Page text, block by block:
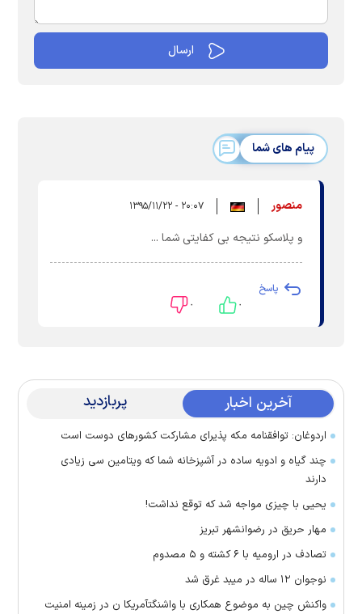
پیام های شما
منصور ۲۰:۰۷ - ۱۳۹۵/۱۱/۲۲
و پلاسکو نتیجه بی کفایتی شما ...
پاسخ
۰ ۰
آخرین اخبار پربازدید
اردوغان: توافقنامه مکه پذیرای مشارکت کشور‌های دوست است
چند گیاه و ادویه ساده در آشپزخانه شما که ویتامین سی زیادی
دارند
یحیی با چیزی مواجه شد که توقع نداشت!
مهار حریق در رضوانشهر تبریز
تصادف در ارومیه با ۶ کشته و ۵ مصدوم
نوجوان ۱۲ ساله در میبد غرق شد
واکنش چین به موضوع همکاری با واشنگتآمریکا ن در زمینه امنیت